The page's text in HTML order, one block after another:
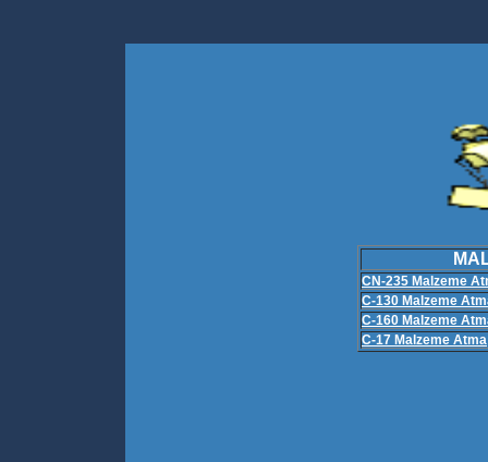
CN-235 Malzeme
C-130 Malzeme
C-160 Malzeme
C-17 Malzeme Atma